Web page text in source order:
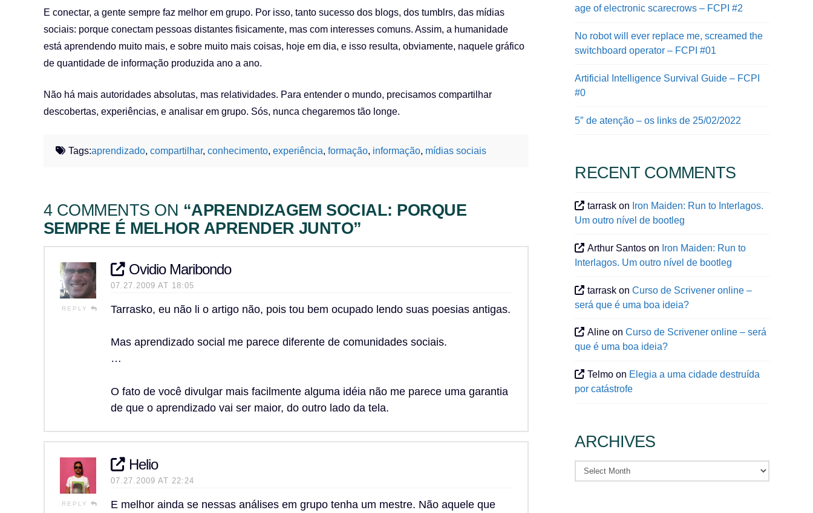
E conectar, a gente sempre faz melhor em grupo. Por isso, tanto sucesso dos blogs, dos tumblrs, das mídias
sociais: porque conectam pessoas distantes fisicamente, mas com interesses comuns. Assim, a humanidade
está aprendendo muito mais, e sobre muito mais coisas, hoje em dia, e isso resulta, obviamente, naquele gráfico
de quantidade de informação produzida ano a ano.
Não há mais autoridades absolutas, mas relatividades. Para entender o mundo, precisamos compartilhar
descobertas, experiências, e analisar em grupo. Sós, nunca chegaremos tão longe.
Tags:aprendizado, compartilhar, conhecimento, experiência, formação, informação, mídias sociais
4 COMMENTS ON “APRENDIZAGEM SOCIAL: PORQUE
SEMPRE É MELHOR APRENDER JUNTO”
REPLY
Ovidio Maribondo
07.27.2009 AT 18:05
Tarrasko, eu não li o artigo não, pois tou bem ocupado lendo suas poesias antigas.
Mas aprendizado social me parece diferente de comunidades sociais.
…
O fato de você divulgar mais facilmente alguma idéia não me parece uma garantia
de que o aprendizado vai ser maior, do outro lado da tela.
REPLY
Helio
07.27.2009 AT 22:24
E melhor ainda se nessas análises em grupo tenha um mestre. Não aquele que
age of electronic scarecrows – FCPI #2
No robot will ever replace me, screamed the
switchboard operator – FCPI #01
Artificial Intelligence Survival Guide – FCPI
#0
5″ de atenção – os links de 25/02/2022
RECENT COMMENTS
tarrask on Iron Maiden: Run to Interlagos.
Um outro nível de bootleg
Arthur Santos on Iron Maiden: Run to
Interlagos. Um outro nível de bootleg
tarrask onCurso de Scrivener online –
será que é uma boa ideia?
Aline onCurso de Scrivener online – será
que é uma boa ideia?
Telmo on Elegia a uma cidade destruída
por catástrofe
ARCHIVES
Archives